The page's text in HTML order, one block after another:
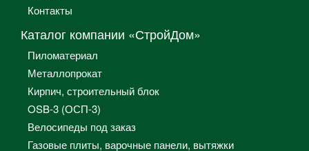
Контакты
Каталог компании «СтройДом»
Пиломатериал
Металлопрокат
Кирпич, строительный блок
OSB-3 (ОСП-3)
Велосипеды под заказ
Газовые плиты, варочные панели, вытяжки